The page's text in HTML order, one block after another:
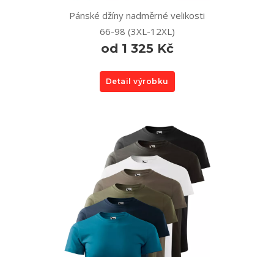
Pánské džíny nadměrné velikosti
66-98 (3XL-12XL)
od 1 325 Kč
Detail výrobku